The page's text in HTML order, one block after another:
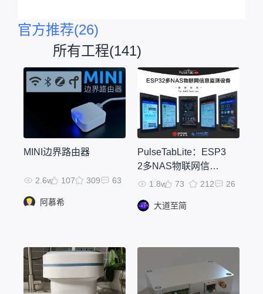
官方推荐(26)
所有工程(141)
MINI边界路由器
2.6w 107 309 63
阿慕希
PulseTabLite：ESP3
2多NAS物联网信息
监测设备
1.8w 73 212 26
大道至简